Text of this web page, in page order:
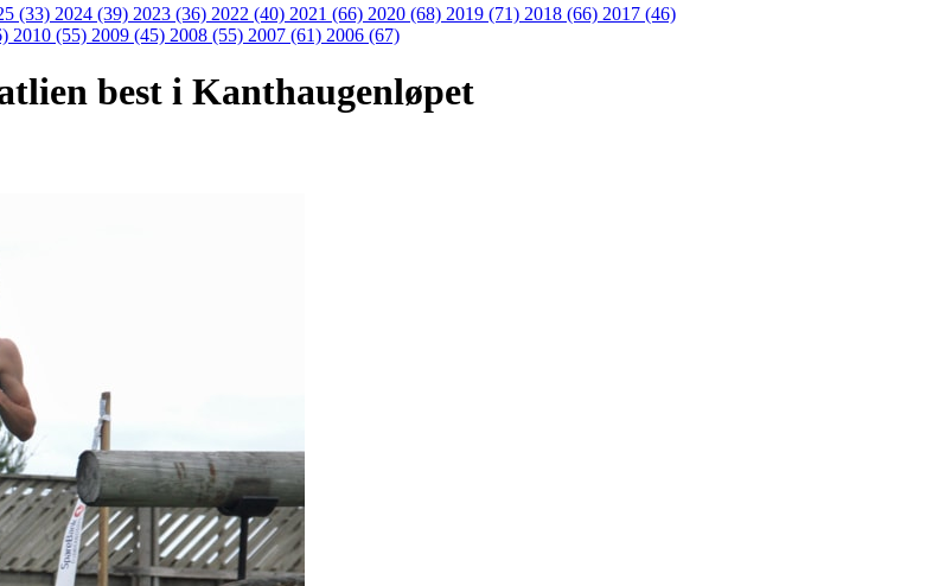
(33) 2024 (39) 2023 (36) 2022 (40) 2021 (66) 2020 (68) 2019 (71) 2018 (66) 2017 (46)
2010 (55) 2009 (45) 2008 (55) 2007 (61) 2006 (67)
best i Kanthaugenløpet